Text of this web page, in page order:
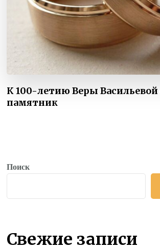
К 100-летию Веры
памятник
Поиск
Свежие записи